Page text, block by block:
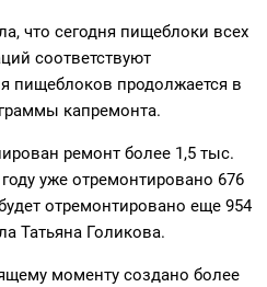
что сегодня пищеблоки всех
соответствуют
пищеблоков продолжается в
капремонта.
ремонт более 1,5 тыс.
уже отремонтировано 676
отремонтировано еще 954
Татьяна Голикова.
моменту создано более